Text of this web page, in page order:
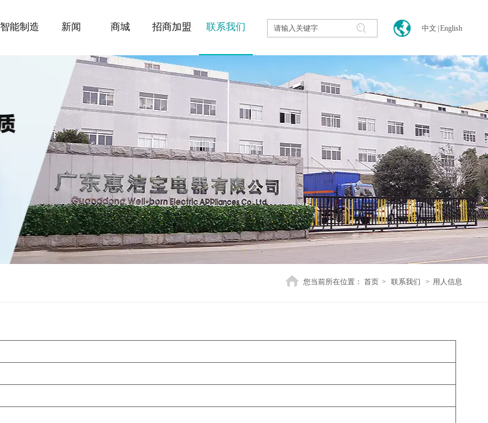
中文 English
智能制造 新闻 商城 招商加盟 联系我们
您当前所在位置： 首页 > 联系我们 > 用人信息